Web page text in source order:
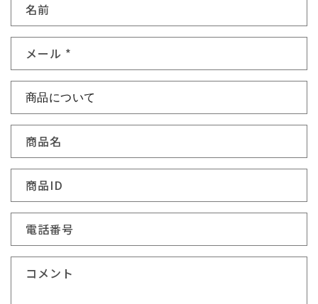
問
い
わ
フ
ー
名前
メール *
商品名
商品ID
電話番号
コメント